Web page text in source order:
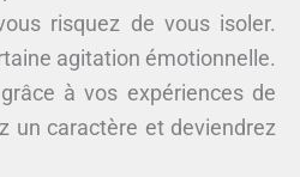
risquez de vous isoler.
agitation émotionnelle.
à vos expériences de
un caractère et deviendrez